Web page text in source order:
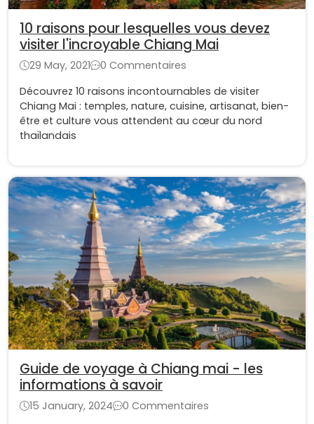
10 raisons pour lesquelles vous devez
visiter l'incroyable Chiang Mai
29 May, 2021
0 Commentaires
Découvrez 10 raisons incontournables de visiter
Chiang Mai : temples, nature, cuisine, artisanat, bien-
être et culture vous attendent au cœur du nord
thaïlandais
Guide de voyage à Chiang mai - les
informations à savoir
15 January, 2024
0 Commentaires